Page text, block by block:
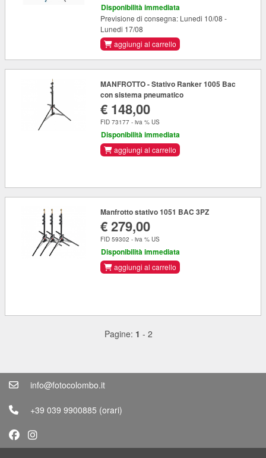
Disponibilità immediata
Previsione di consegna: Lunedi 10/08 -
Lunedi 17/08
aggiungi al carrello
MANFROTTO - Stativo Ranker 1005 Bac
con sistema pneumatico
€ 148,00
FID 73177 - iva % US
Disponibilità immediata
aggiungi al carrello
Manfrotto stativo 1051 BAC 3PZ
€ 279,00
FID 59302 - iva % US
Disponibilità immediata
aggiungi al carrello
Pagine: 1 - 2
info@fotocolombo.it
+39 039 9900885 (orari)